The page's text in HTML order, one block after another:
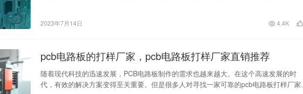
2023年7月14日 4.4K
pcb电路板的打样厂家，pcb电路板打样厂家直销推荐
随着现代科技的迅速发展，PCB电路板制作的需求也越来越大。在这个高速发展的时
代，有效的解决方案变得至关重要。但是很多人对寻找一家可靠的pcb电路板打样厂家